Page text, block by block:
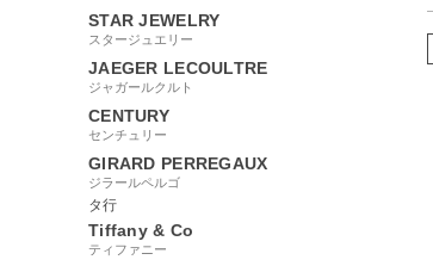
STAR JEWELRY
スタージュエリー
JAEGER LECOULTRE
ジャガールクルト
CENTURY
センチュリー
GIRARD PERREGAUX
ジラールペルゴ
タ行
Tiffany & Co
ティファニー